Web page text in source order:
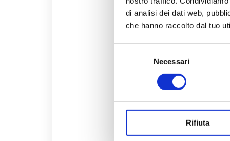
di analisi dei dati web,
che hanno raccolto dal tuo
Necessari
Rifiuta
È intenso nel vivere la
Talvolta assume
in situazione che non lo
generoso e protettivo.
Non ama le lungaggini e
Se è evoluto può essere
boss, un comandante